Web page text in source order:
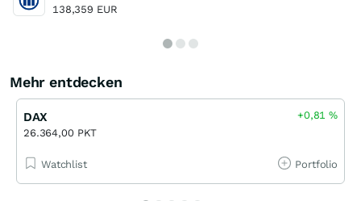
138,359 EUR
Mehr entdecken
DAX
26.364,00 PKT
+0,81%
Watchlist Portfolio